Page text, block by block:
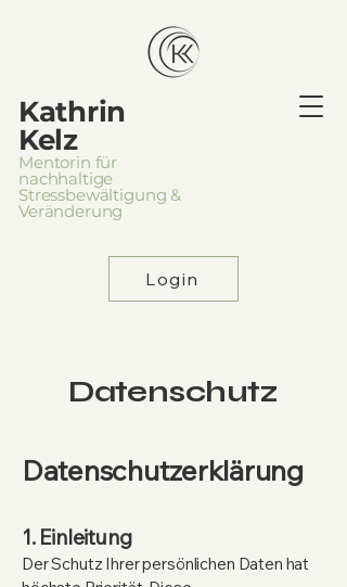
Kathrin
Kelz
Mentorin für
nachhaltige
Stressbewältigung &
Veränderung
Login
Datenschutz
Datenschutzerklärung
1. Einleitung
Der Schutz Ihrer persönlichen Daten hat